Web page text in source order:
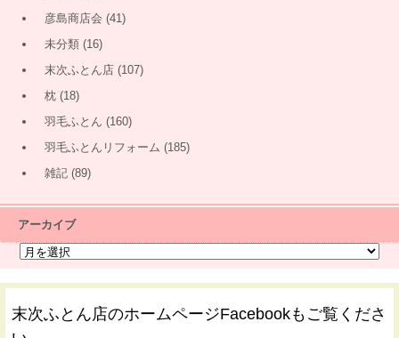
彦島商店会 (41)
未分類 (16)
末次ふとん店 (107)
枕 (18)
羽毛ふとん (160)
羽毛ふとんリフォーム (185)
雑記 (89)
アーカイブ
末次ふとん店のホームページFacebookもご覧くださ